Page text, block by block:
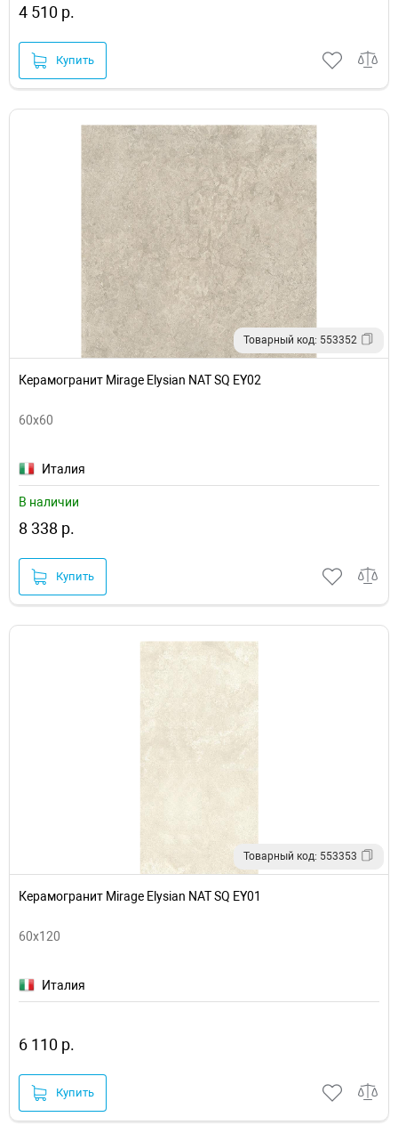
4 510 р.
Купить
Товарный код: 553352
Керамогранит Mirage Elysian NAT SQ EY02
60x60
Италия
В наличии
8 338 р.
Купить
Товарный код: 553353
Керамогранит Mirage Elysian NAT SQ EY01
60x120
Италия
6 110 р.
Купить